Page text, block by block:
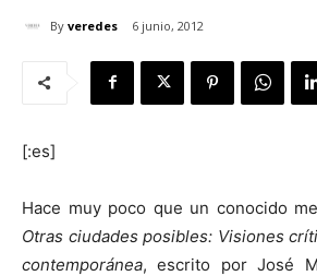
By veredes 6 junio, 2012
[:es]
Hace muy poco que un conocido
Otras ciudades posibles: Visiones
contemporánea, escrito por José